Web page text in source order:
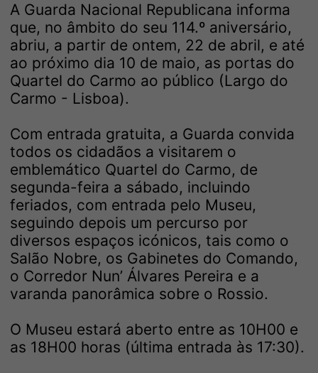
A Guarda Nacional Republicana informa
que, no âmbito do seu 114.º aniversário,
abriu, a partir de ontem, 22 de abril, e até
ao próximo dia 10 de maio, as portas do
Quartel do Carmo ao público (Largo do
Carmo - Lisboa).
Com entrada gratuita, a Guarda convida
todos os cidadãos a visitarem o
emblemático Quartel do Carmo, de
segunda-feira a sábado, incluindo
feriados, com entrada pelo Museu,
seguindo depois um percurso por
diversos espaços icónicos, tais como o
Salão Nobre, os Gabinetes do Comando,
o Corredor Nun’ Álvares Pereira e a
varanda panorâmica sobre o Rossio.
O Museu estará aberto entre as 10H00 e
as 18H00 horas (última entrada às 17:30).